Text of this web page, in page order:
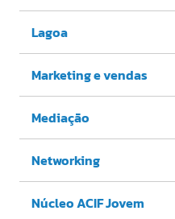
Lagoa
Marketing e vendas
Mediação
Networking
Núcleo ACIF Jovem